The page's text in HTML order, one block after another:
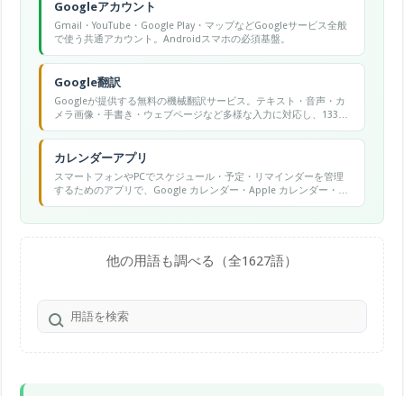
Googleアカウント
Gmail・YouTube・Google Play・マップなどGoogleサービス全般
で使う共通アカウント。Androidスマホの必須基盤。
Google翻訳
Googleが提供する無料の機械翻訳サービス。テキスト・音声・カ
メラ画像・手書き・ウェブページなど多様な入力に対応し、133言
語以上の翻訳が可能です。
カレンダーアプリ
スマートフォンやPCでスケジュール・予定・リマインダーを管理
するためのアプリで、Google カレンダー・Apple カレンダー・
Outlook カレンダーなどが代表的です。
他の用語も調べる（全1627語）